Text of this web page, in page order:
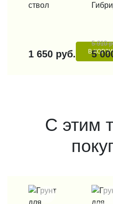
ствол
1 650 руб. В
5 910
5
С этим